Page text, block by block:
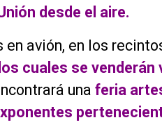
desde el aire.
avión, en los
cuales se venderán
una feria